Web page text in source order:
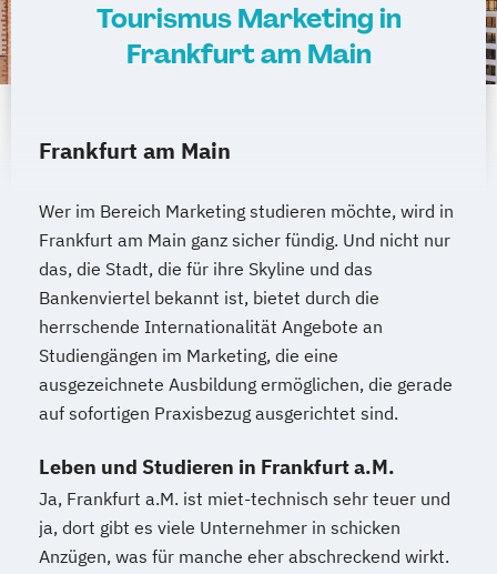
Tourismus Marketing in
Frankfurt am Main
Frankfurt am Main
Wer im Bereich Marketing studieren möchte, wird in
Frankfurt am Main ganz sicher fündig. Und nicht nur
das, die Stadt, die für ihre Skyline und das
Bankenviertel bekannt ist, bietet durch die
herrschende Internationalität Angebote an
Studiengängen im Marketing, die eine
ausgezeichnete Ausbildung ermöglichen, die gerade
auf sofortigen Praxisbezug ausgerichtet sind.
Leben und Studieren in Frankfurt a.M.
Ja, Frankfurt a.M. ist miet-technisch sehr teuer und
ja, dort gibt es viele Unternehmer in schicken
Anzügen, was für manche eher abschreckend wirkt.